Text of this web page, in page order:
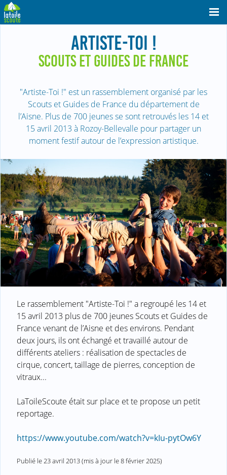
ARTISTE-TOI !
SCOUTS ET GUIDES DE FRANCE
"Artiste-Toi !" est un rassemblement organisé par les
Scouts et Guides de France du département de
l’Aisne. Plus de 700 jeunes se sont retrouvés les 14 et
15 avril 2013 à Rozoy-Bellevalle pour partager un
moment festif autour de l’expression artistique.
Le rassemblement "Artiste-Toi !" a regroupé les 14 et
15 avril 2013 plus de 700 jeunes Scouts et Guides de
France venant de l’Aisne et des environs. Pendant
deux jours, ils ont échangé et travaillé autour de
différents ateliers : réalisation de spectacles de
cirque, concert, taillage de pierres, conception de
vitraux...
LaToileScoute était sur place et te propose un petit
reportage.
https://www.youtube.com/watch?v=kIu-pytOw6Y
Publié le23 avril 2013(mis à jour le8 février 2025)